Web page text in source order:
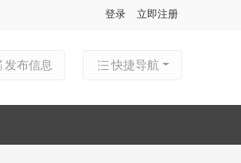
登录 立即注册
快捷导航
发布信息